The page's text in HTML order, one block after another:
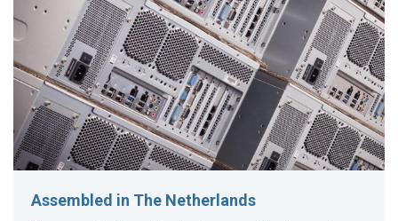
Assembled in The Netherlands